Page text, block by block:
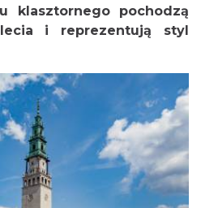
klasztornego pochodzą
i reprezentują styl